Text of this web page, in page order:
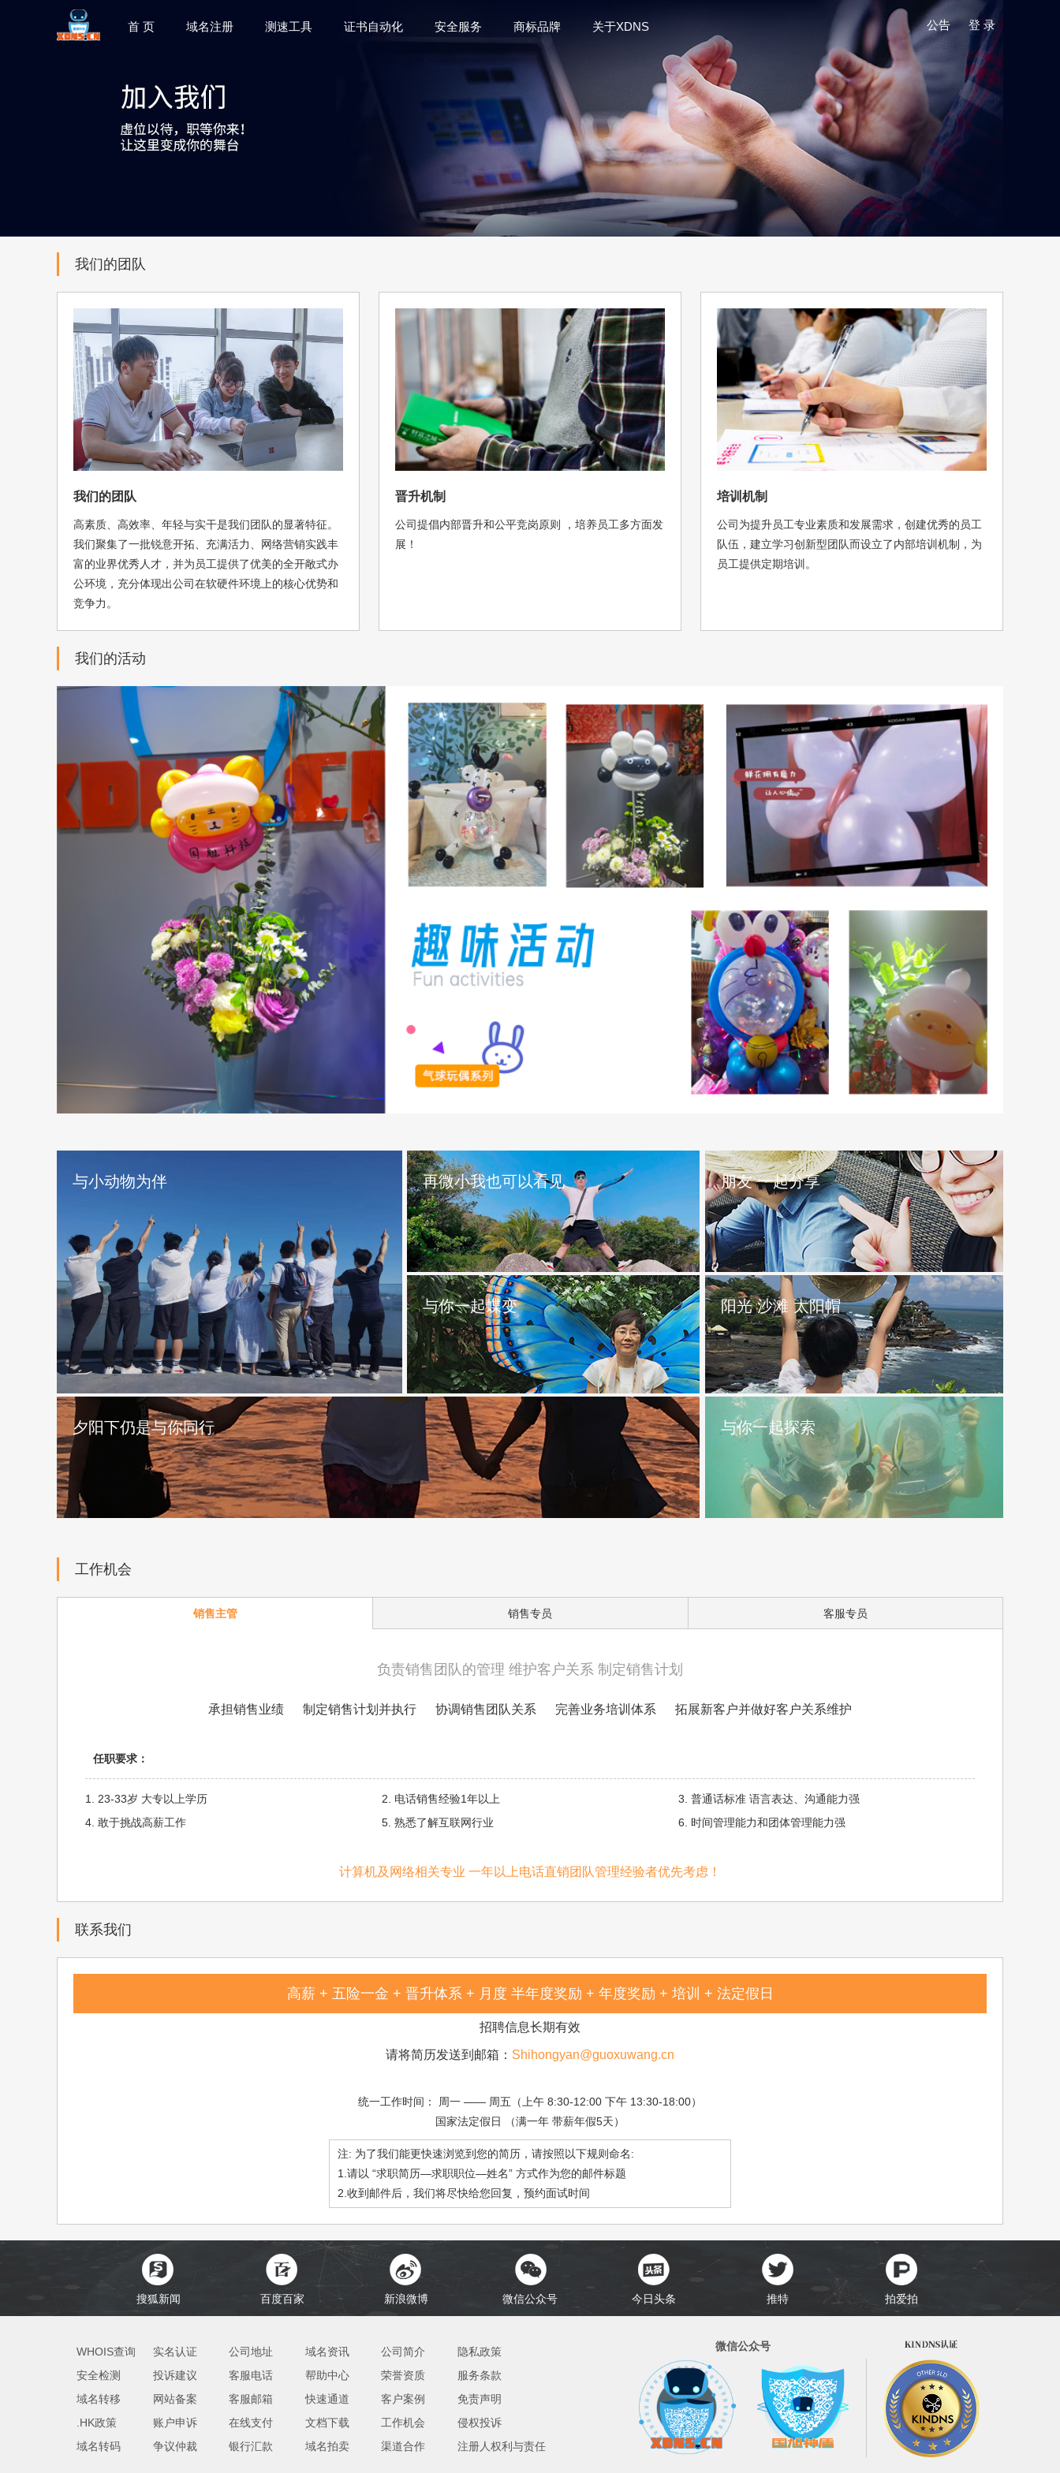
首 页 域名注册 测速工具 证书自动化 安全服务 商标品牌 关于XDNS 公告 登 录
我们的团队
我们的团队
高素质、高效率、年轻与实干是我们团队的显著特征。
我们聚集了一批锐意开拓、充满活力、网络营销实践丰
富的业界优秀人才，并为员工提供了优美的全开敞式办
公环境，充分体现出公司在软硬件环境上的核心优势和
竞争力。
晋升机制
公司提倡内部晋升和公平竞岗原则 ，培养员工多方面发
展！
培训机制
公司为提升员工专业素质和发展需求，创建优秀的员工
队伍，建立学习创新型团队而设立了内部培训机制，为
员工提供定期培训。
我们的活动
与小动物为伴 再微小我也可以看见
与你一起蝶变
朋友 一起分享
阳光 沙滩 太阳帽
夕阳下仍是与你同行 与你一起探索
工作机会
销售主管 销售专员 客服专员
负责销售团队的管理 维护客户关系 制定销售计划
承担销售业绩 制定销售计划并执行 协调销售团队关系 完善业务培训体系 拓展新客户并做好客户关系维护
任职要求：
1. 23-33岁 大专以上学历 2. 电话销售经验1年以上
3. 普通话标准 语言表达、沟通能力强
4. 敢于挑战高薪工作
5. 熟悉了解互联网行业 6. 时间管理能力和团体管理能力强
计算机及网络相关专业 一年以上电话直销团队管理经验者优先考虑！
联系我们
高薪 + 五险一金 + 晋升体系 + 月度 半年度奖励 + 年度奖励 + 培训 + 法定假日
招聘信息长期有效
请将简历发送到邮箱： Shihongyan@guoxuwang.cn
统一工作时间： 周一 —— 周五（上午 8:30-12:00 下午 13:30-18:00）
国家法定假日 （满一年 带薪年假5天）
注: 为了我们能更快速浏览到您的简历，请按照以下规则命名:
1.请以 “求职简历—求职职位—姓名” 方式作为您的邮件标题
2.收到邮件后，我们将尽快给您回复，预约面试时间
搜狐新闻 百度百家 新浪微博 微信公众号 今日头条 推特 拍爱拍
WHOIS查询
安全检测
域名转移
.HK政策
域名转码
实名认证
投诉建议
网站备案
账户申诉
争议仲裁
公司地址
客服电话
客服邮箱
在线支付
银行汇款
域名资讯
帮助中心
快速通道
文档下载
域名拍卖
公司简介
荣誉资质
客户案例
工作机会
渠道合作
隐私政策
服务条款
免责声明
侵权投诉
注册人权利与责任
微信公众号